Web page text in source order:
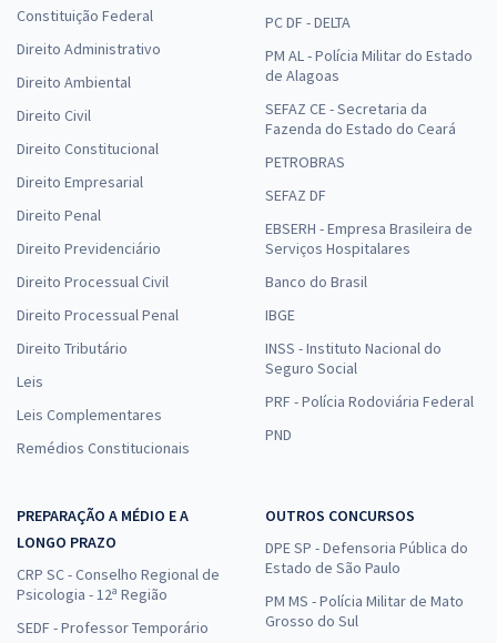
Constituição Federal
Direito Administrativo
Direito Ambiental
Direito Civil
Direito Constitucional
Direito Empresarial
Direito Penal
Direito Previdenciário
Direito Processual Civil
Direito Processual Penal
Direito Tributário
Leis
Leis Complementares
Remédios Constitucionais
PC DF - DELTA
PM AL - Polícia Militar do Estado
de Alagoas
SEFAZ CE - Secretaria da
Fazenda do Estado do Ceará
PETROBRAS
SEFAZ DF
EBSERH - Empresa Brasileira de
Serviços Hospitalares
Banco do Brasil
IBGE
INSS - Instituto Nacional do
Seguro Social
PRF - Polícia Rodoviária Federal
PND
PREPARAÇÃO A MÉDIO E A
LONGO PRAZO
CRP SC - Conselho Regional de
Psicologia - 12ª Região
SEDF - Professor Temporário
OUTROS CONCURSOS
DPE SP - Defensoria Pública do
Estado de São Paulo
PM MS - Polícia Militar de Mato
Grosso do Sul